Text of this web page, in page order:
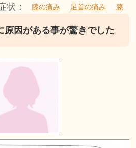
状： 膝の痛み 足首の痛み 膝
原因がある事が驚きでした